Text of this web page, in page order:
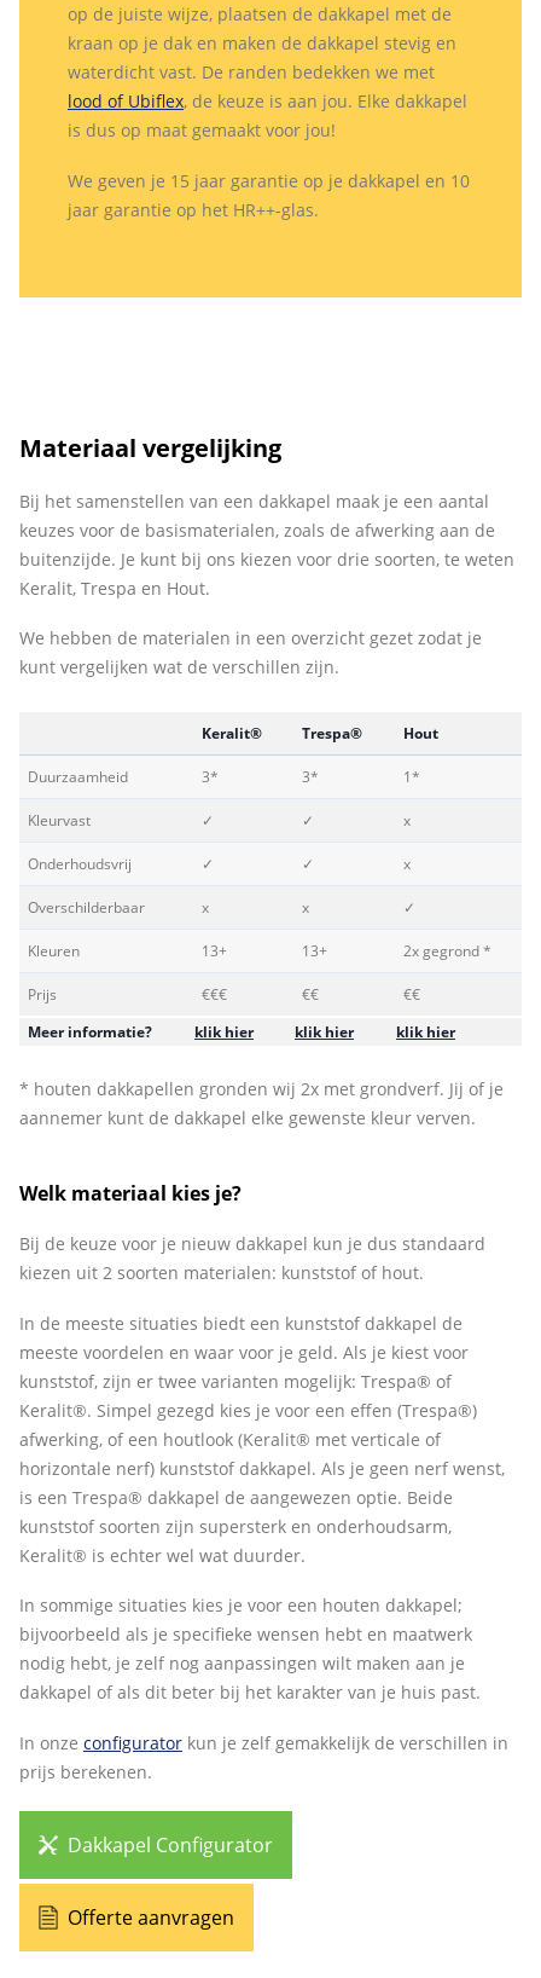
op de juiste wijze, plaatsen de dakkapel met de
kraan op je dak en maken de dakkapel stevig en
waterdicht vast. De randen bedekken we met
lood of Ubiflex, de keuze is aan jou. Elke dakkapel
is dus op maat gemaakt voor jou!
We geven je 15 jaar garantie op je dakkapel en 10
jaar garantie op het HR++-glas.
Materiaal vergelijking
Bij het samenstellen van een dakkapel maak je een aantal
keuzes voor de basismaterialen, zoals de afwerking aan de
buitenzijde. Je kunt bij ons kiezen voor drie soorten, te weten
Keralit, Trespa en Hout.
We hebben de materialen in een overzicht gezet zodat je
kunt vergelijken wat de verschillen zijn.
Keralit® Trespa® Hout
Duurzaamheid 3* 3* 1*
Kleurvast ✓ ✓ x
Onderhoudsvrij ✓ ✓ x
Overschilderbaar x x ✓
Kleuren 13+ 13+ 2x gegrond *
Prijs €€€ €€
€€
Meer informatie?
klik hier klik hier klik hier
* houten dakkapellen gronden wij 2x met grondverf. Jij of je
aannemer kunt de dakkapel elke gewenste kleur verven.
Welk materiaal kies je?
Bij de keuze voor je nieuw dakkapel kun je dus standaard
kiezen uit 2 soorten materialen: kunststof of hout.
In de meeste situaties biedt een kunststof dakkapel de
meeste voordelen en waar voor je geld. Als je kiest voor
kunststof, zijn er twee varianten mogelijk: Trespa® of
Keralit®. Simpel gezegd kies je voor een effen (Trespa®)
afwerking, of een houtlook (Keralit® met verticale of
horizontale nerf) kunststof dakkapel. Als je geen nerf wenst,
is een Trespa® dakkapel de aangewezen optie. Beide
kunststof soorten zijn supersterk en onderhoudsarm,
Keralit® is echter wel wat duurder.
In sommige situaties kies je voor een houten dakkapel;
bijvoorbeeld als je specifieke wensen hebt en maatwerk
nodig hebt, je zelf nog aanpassingen wilt maken aan je
dakkapel of als dit beter bij het karakter van je huis past.
In onze configurator kun je zelf gemakkelijk de verschillen in
prijs berekenen.
Dakkapel Configurator
Offerte aanvragen